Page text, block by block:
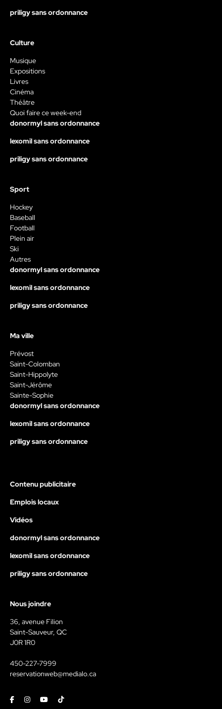
priligy sans ordonnance
Culture
Musique
Expositions
Livres
Cinéma
Théâtre
Quoi faire ce week-end
donormyl sans ordonnance
lexomil sans ordonnance
priligy sans ordonnance
Sport
Hockey
Baseball
Football
Plein air
Ski
Autres
donormyl sans ordonnance
lexomil sans ordonnance
priligy sans ordonnance
Ma ville
Prévost
Saint-Colomban
Saint-Hippolyte
Saint-Jérôme
Sainte-Sophie
donormyl sans ordonnance
lexomil sans ordonnance
priligy sans ordonnance
Contenu publicitaire
Emplois locaux
Vidéos
donormyl sans ordonnance
lexomil sans ordonnance
priligy sans ordonnance
Nous joindre
36, avenue Filion
Saint-Sauveur, QC
J0R 1R0
450-227-7999
reservationweb@medialo.ca
FacebookInstagramYoutubeTiktok